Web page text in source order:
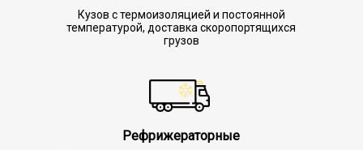
Кузов с термоизоляцией и постоянной
температурой, доставка скоропортящихся
грузов
Рефрижераторные